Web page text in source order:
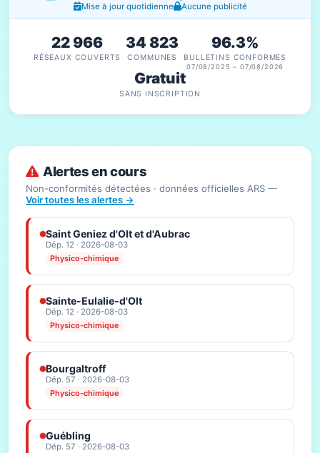
Mise à jour quotidienne
Aucune publicité
22 966
RÉSEAUX COUVERTS
34 823
COMMUNES
96.3%
BULLETINS CONFORMES
07/08/2025 – 07/08/2026
Gratuit
SANS INSCRIPTION
Alertes en cours
Non-conformités détectées · données officielles ARS —
Voir toutes les alertes →
Saint Geniez d'Olt et d'Aubrac
Dép. 12 · 2026-08-03
Physico-chimique
Sainte-Eulalie-d'Olt
Dép. 12 · 2026-08-03
Physico-chimique
Bourgaltroff
Dép. 57 · 2026-08-03
Physico-chimique
Guébling
Dép. 57 · 2026-08-03